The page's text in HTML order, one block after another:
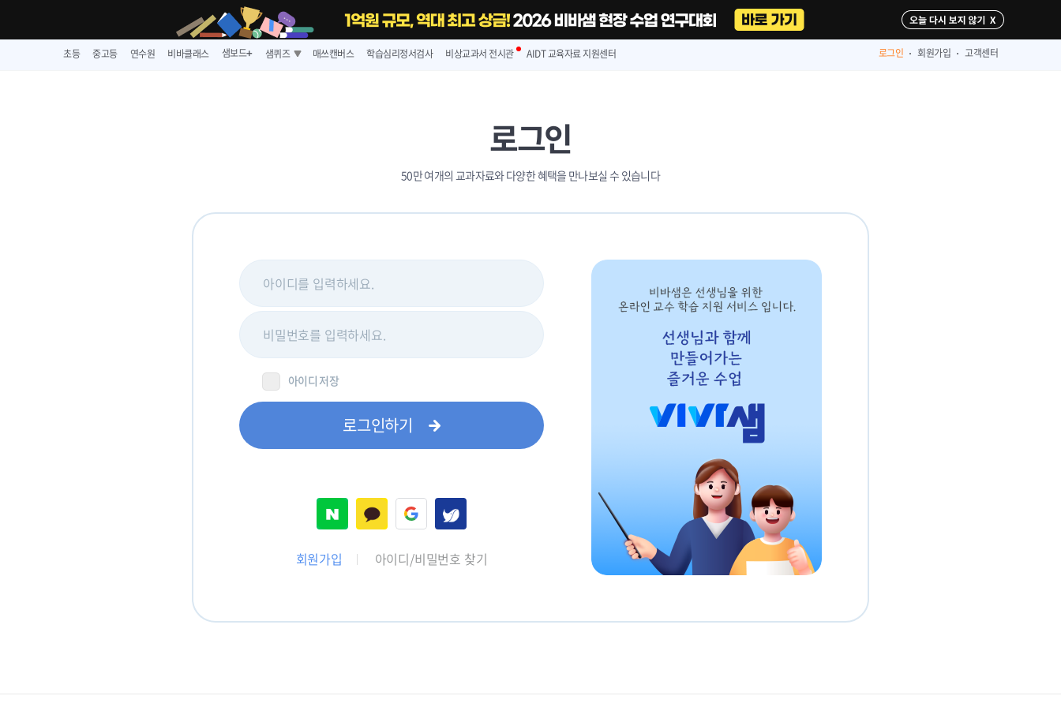
다시 보지 않기
초등 중고등 연수원 비바클래스 샘보드➕ 샘퀴즈 매쓰캔버스 학습심리정서검사 비상교과서 전시관 AIDT 교육자료 지원센터 로그인 회원가입 고객센터
로그인
50만 여개의 교과자료와 다양한 혜택을 만나보실 수 있습니다
아이디 저장
로그인하기
회원가입 아이디/비밀번호 찾기